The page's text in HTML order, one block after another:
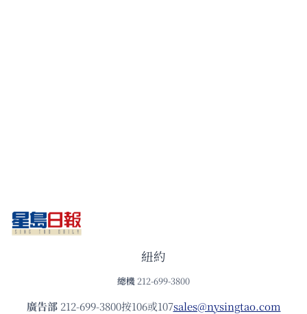
紐約
總機 212-699-3800
廣告部212-699-3800按106或107sales@nysingtao.com